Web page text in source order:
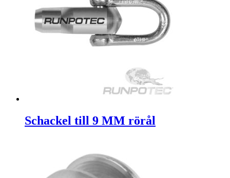
Schackel till 9 MM rörål